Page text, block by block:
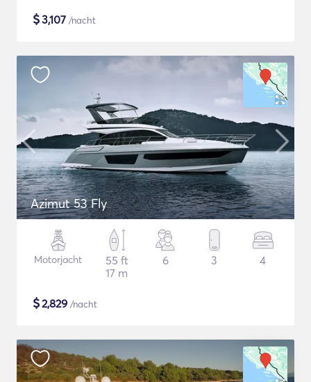
$3,107 /nacht
Azimut 53 Fly
Motorjacht
55 ft
17 m
6 3 4
$2,829 /nacht